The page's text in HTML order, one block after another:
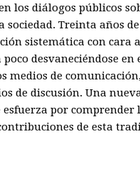
los diálogos públicos
sociedad. Treinta años
sistemática con cara
poco desvaneciéndose en
medios de
de discusión. Una
esfuerza por comprender
de esta